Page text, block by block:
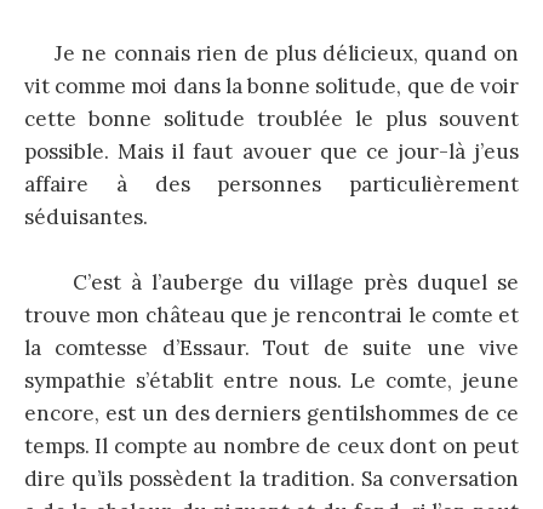
Je ne connais rien de plus délicieux, quand on
vit comme moi dans la bonne solitude, que de voir
cette bonne solitude troublée le plus souvent
possible. Mais il faut avouer que ce jour-là j’eus
affaire à des personnes particulièrement
séduisantes.
C’est à l’auberge du village près duquel se
trouve mon château que je rencontrai le comte et
la comtesse d’Essaur. Tout de suite une vive
sympathie s’établit entre nous. Le comte, jeune
encore, est un des derniers gentilshommes de ce
temps. Il compte au nombre de ceux dont on peut
dire qu’ils possèdent la tradition. Sa conversation